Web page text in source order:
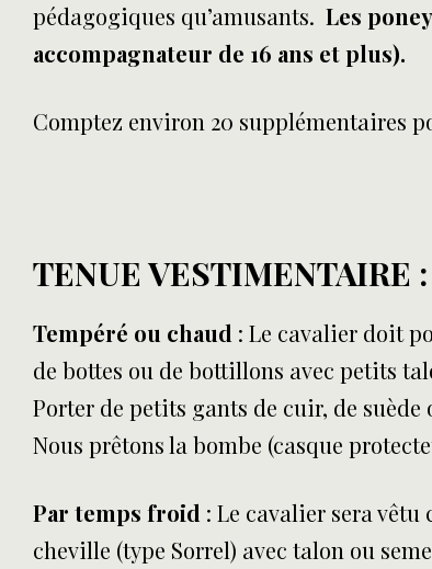
pédagogiques qu’amusants. Les
accompagnateur de 16 ans et plus).
Comptez environ 20 supplémentaires
TENUE VESTIMENTAIRE :
Tempéré ou chaud : Le cavalier doit
de bottes ou de bottillons avec petits
Porter de petits gants de cuir, de
Nous prêtons la bombe (casque
Par temps froid : Le cavalier sera
cheville (type Sorrel) avec talon ou